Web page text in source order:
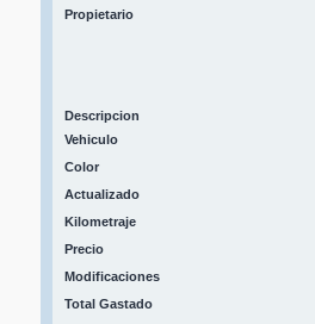
Propietario
Descripcion
Vehiculo
Color
Actualizado
Kilometraje
Precio
Modificaciones
Total Gastado